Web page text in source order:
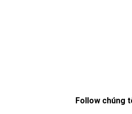
Follow chúng